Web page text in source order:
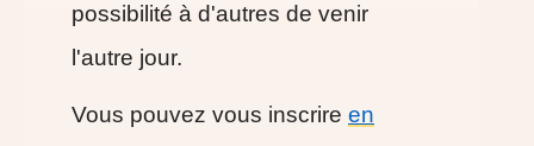
possibilité à d'autres de venir
l'autre jour.
Vous pouvez vous inscrire en